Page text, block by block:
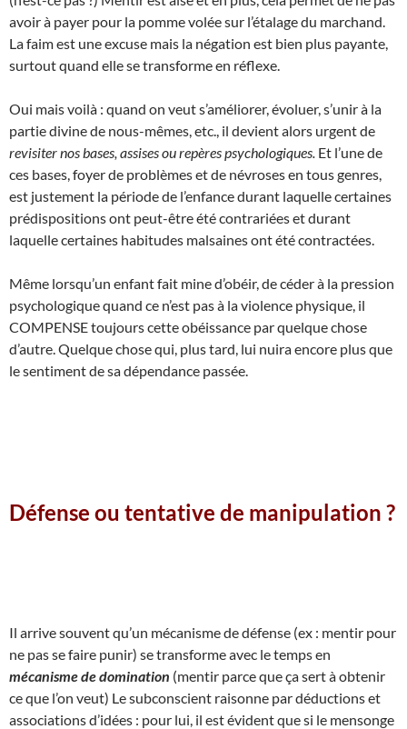
avoir à payer pour la pomme volée sur l’étalage du marchand.
La faim est une excuse mais la négation est bien plus payante,
surtout quand elle se transforme en réflexe.
Oui mais voilà : quand on veut s’améliorer, évoluer, s’unir à la
partie divine de nous-mêmes, etc., il devient alors urgent de
revisiter nos bases, assises ou repères psychologiques. Et l’une de
ces bases, foyer de problèmes et de névroses en tous genres,
est justement la période de l’enfance durant laquelle certaines
prédispositions ont peut-être été contrariées et durant
laquelle certaines habitudes malsaines ont été contractées.
Même lorsqu’un enfant fait mine d’obéir, de céder à la pression
psychologique quand ce n’est pas à la violence physique, il
COMPENSE toujours cette obéissance par quelque chose
d’autre. Quelque chose qui, plus tard, lui nuira encore plus que
le sentiment de sa dépendance passée.
Défense ou tentative de manipulation ?
Il arrive souvent qu’un mécanisme de défense (ex : mentir pour
ne pas se faire punir) se transforme avec le temps en
mécanisme de domination (mentir parce que ça sert à obtenir
ce que l’on veut) Le subconscient raisonne par déductions et
associations d’idées : pour lui, il est évident que si le mensonge